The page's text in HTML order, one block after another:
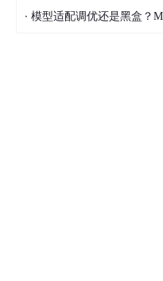
· 模型适配调优还是黑盒？